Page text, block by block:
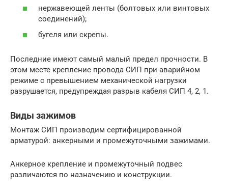
нержавеющей ленты (болтовых или винтовых
соединений);
бугеля или скрепы.
Последние имеют самый малый предел прочности. В
этом месте крепление провода СИП при аварийном
режиме с превышением механической нагрузки
разрушается, предупреждая разрыв кабеля СИП 4, 2, 1.
Виды зажимов
Монтаж СИП производим сертифицированной
арматурой: анкерными и промежуточными зажимами.
Анкерное крепление и промежуточный подвес
различаются по назначению и конструкции.